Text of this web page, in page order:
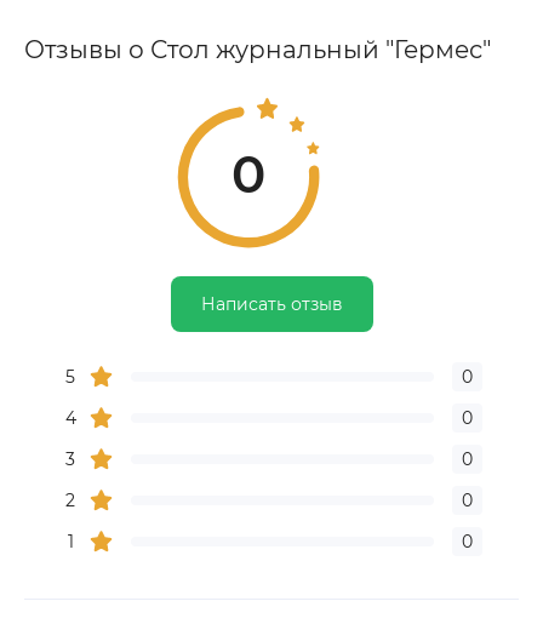
Отзывы о Стол журнальный "Гермес"
0
Написать отзыв
5
0
4
0
3
0
2
0
1
0